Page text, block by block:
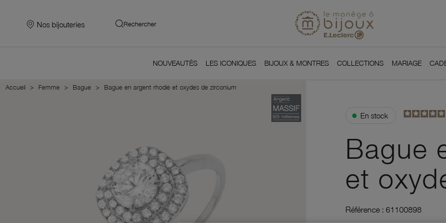
Nos bijouteries Rechercher
NOUVEAUTÉS LES ICONIQUES BIJOUX & MONTRES COLLECTIONS MARIAGE
Accueil Femme Bague Bague en argent rhodié et oxydes de zirconium
● En stock
Bague
et
Référence : 61100898